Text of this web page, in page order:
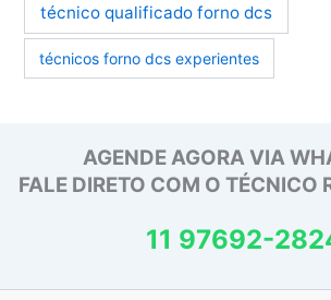
técnico qualificado forno dcs
técnicos forno dcs experientes
AGENDE AGORA VIA
FALE DIRETO COM O TÉCNICO
11 97692-